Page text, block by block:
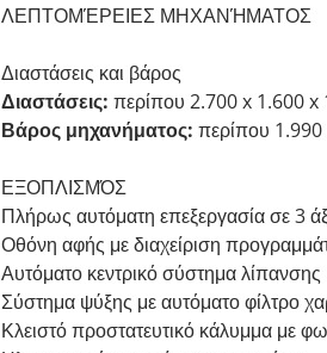
ΛΕΠΤΟΜΈΡΕΙΕΣ ΜΗΧΑΝΉΜΑΤΟΣ
Διαστάσεις και βάρος
Διαστάσεις: περίπου 2.700 x 1.600
Βάρος μηχανήματος: περίπου
ΕΞΟΠΛΙΣΜΌΣ
Πλήρως αυτόματη επεξεργασία σε 3
Οθόνη αφής με διαχείριση
Αυτόματο κεντρικό σύστημα λίπανσης
Σύστημα ψύξης με αυτόματο φίλτρο
Κλειστό προστατευτικό κάλυμμα με